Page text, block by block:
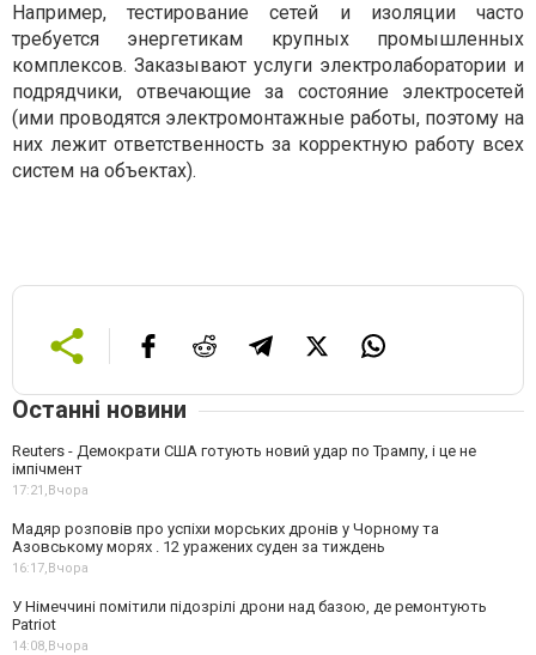
Например, тестирование сетей и изоляции часто
требуется энергетикам крупных промышленных
комплексов. Заказывают услуги электролаборатории и
подрядчики, отвечающие за состояние электросетей
(ими проводятся электромонтажные работы, поэтому на
них лежит ответственность за корректную работу всех
систем на объектах).
Останні новини
Reuters - Демократи США готують новий удар по Трампу, і це не
імпічмент
17:21,Вчора
Мадяр розповів про успіхи морських дронів у Чорному та
Азовському морях . 12 уражених суден за тиждень
16:17,Вчора
У Німеччині помітили підозрілі дрони над базою, де ремонтують
Patriot
14:08,Вчора